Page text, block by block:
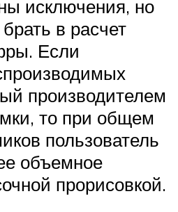
исключения, но
в расчет
Если
производителем
то при общем
пользователь
объемное
прорисовкой.